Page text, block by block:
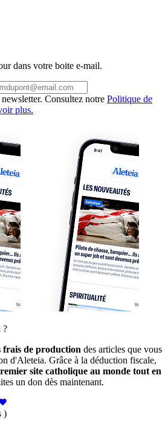
dans votre boite e-mail.
Consultez notre Politique de
plus.
?
frais de production des articles que vous
d'Aleteia. Grâce à la déduction fiscale,
site catholique au monde tout en
un don dès maintenant.
)